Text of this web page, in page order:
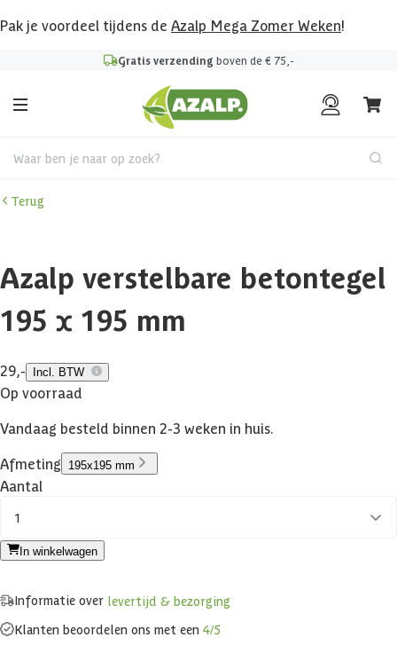
Pak je voordeel tijdens de Azalp Mega Zomer Weken!
Gratis verzending boven de € 75,-
Waar ben je naar op zoek?
Terug
Azalp verstelbare betontegel
195 x 195 mm
29,- Incl. BTW
Op voorraad
Vandaag besteld binnen 2-3 weken in huis.
Afmeting
195x195 mm
Aantal
1
In winkelwagen
Informatie over levertijd & bezorging
Klanten beoordelen ons met een 4/5